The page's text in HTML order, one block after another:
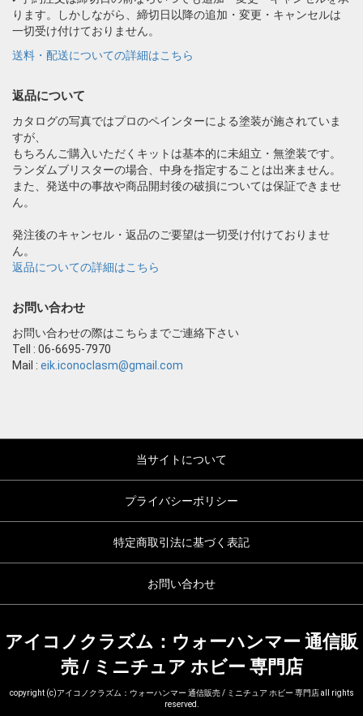
ります。しかしながら、締切日以降の追加・変更・キャンセルは
一切受け付けておりません。
送料・配送についての詳細はこちら
返品について
カタログの写真ではプロのペインターによる塗装が施されていま
すが、
もちろんご購入いただくキットは基本的に未組立・無塗装です。
ランダムブリスターの場合、中身を指定することは出来ません。
また、発送中の事故や商品開封後の破損については保証できませ
ん。
発注後のキャンセル・返品のご要望は一切受け付けておりませ
ん。
返品についての詳細はこちら
お問い合わせ
お問い合わせの際はこちらまでご連絡下さい
Tell : 06-6695-7970
Mail : eik.iconoclasm@gmail.com
当サイトについて
プライバシーポリシー
特定商取引法に基づく表記
お問い合わせ
アイコノクラズム：ウォーハンマー 通信販
売 / ミニチュア ホビー 専門店
copyright (c)アイコノクラズム：ウォーハンマー 通信販売 / ミニチュア ホビー 専門店 all rights
reserved.